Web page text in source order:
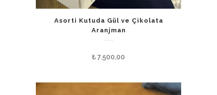
Asorti Kutuda Gül ve Çikolata
Aranjman
₺7.500,00